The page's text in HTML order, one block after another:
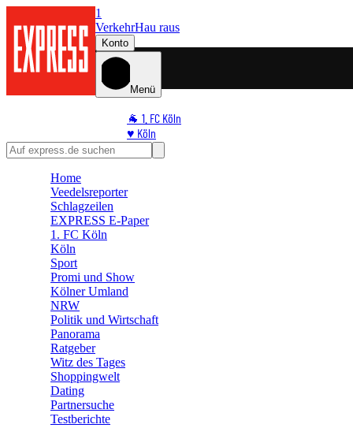
1
VerkehrHau raus
Konto
Menü
🐐 1. FC Köln
♥️ Köln
⭐ Promi
🛒 Shoppingwelt
Home
Veedelsreporter
Schlagzeilen
EXPRESS E-Paper
1. FC Köln
Köln
Sport
Promi und Show
Kölner Umland
NRW
Politik und Wirtschaft
Panorama
Ratgeber
Witz des Tages
Shoppingwelt
Dating
Partnersuche
Testberichte